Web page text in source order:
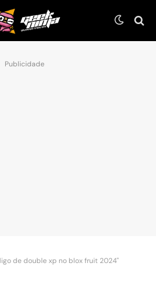
Publicidade
de double xp no blox fruit 2024"